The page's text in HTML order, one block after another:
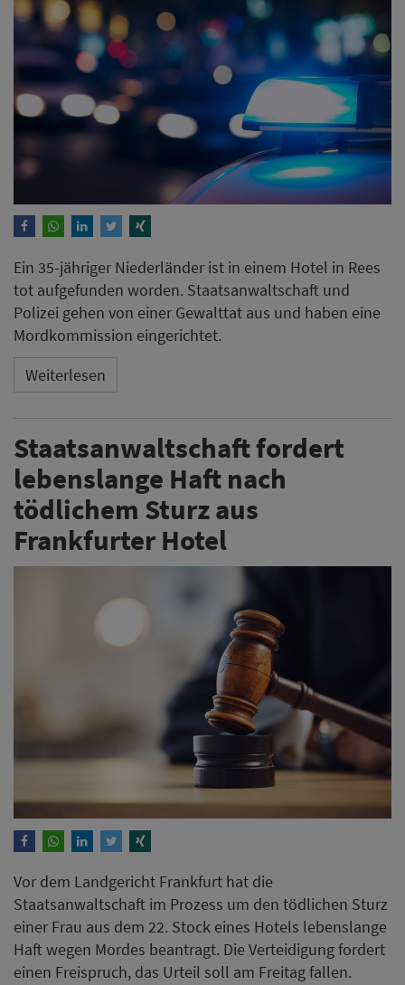
Ein 35-jähriger Niederländer ist in einem Hotel in Rees
tot aufgefunden worden. Staatsanwaltschaft und
Polizei gehen von einer Gewalttat aus und haben eine
Mordkommission eingerichtet.
Weiterlesen
Staatsanwaltschaft fordert
lebenslange Haft nach
tödlichem Sturz aus
Frankfurter Hotel
Vor dem Landgericht Frankfurt hat die
Staatsanwaltschaft im Prozess um den tödlichen Sturz
einer Frau aus dem 22. Stock eines Hotels lebenslange
Haft wegen Mordes beantragt. Die Verteidigung fordert
einen Freispruch, das Urteil soll am Freitag fallen.